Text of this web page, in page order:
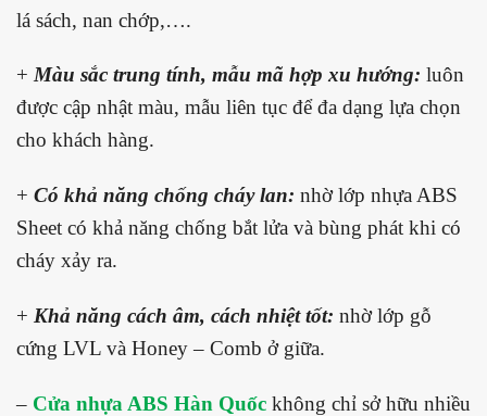
lá sách, nan chớp,….
+Màu sắc trung tính, mẫu mã hợp xu hướng: luôn
được cập nhật màu, mẫu liên tục để đa dạng lựa chọn
cho khách hàng.
+ Có khả năng chống cháy lan: nhờ lớp nhựa ABS
Sheet có khả năng chống bắt lửa và bùng phát khi có
cháy xảy ra.
+ Khả năng cách âm, cách nhiệt tốt: nhờ lớp gỗ
cứng LVL và Honey – Comb ở giữa.
– Cửa nhựa ABS Hàn Quốc không chỉ sở hữu nhiều